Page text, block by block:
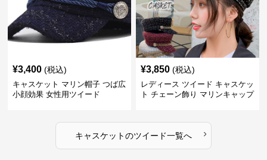
¥3,400 (税込)
キャスケット マリン帽子 つば広
小顔効果 女性用ツイード
¥3,850 (税込)
レディース ツイード キャスケッ
ト チェーン飾り マリンキャップ
キャスケットのツイード一覧へ ›